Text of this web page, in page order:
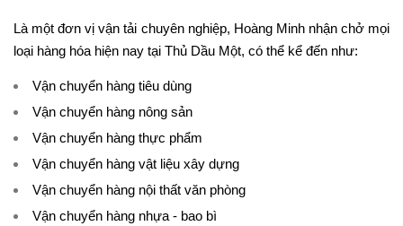
Là một đơn vị vận tải chuyên nghiệp, Hoàng Minh nhận chở mọi
loại hàng hóa hiện nay tại Thủ Dầu Một, có thể kể đến như:
Vận chuyển hàng tiêu dùng
Vận chuyển hàng nông sản
Vận chuyển hàng thực phẩm
Vận chuyển hàng vật liệu xây dựng
Vận chuyển hàng nội thất văn phòng
Vận chuyển hàng nhựa - bao bì